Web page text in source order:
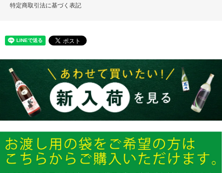
特定商取引法に基づく表記